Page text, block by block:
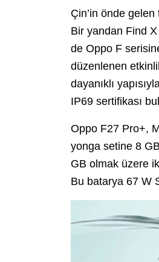
Çin’in önde gelen
Bir yandan Find
de Oppo F
düzenlenen
dayanıklı
IP69 sertifikası
Oppo F27 Pro+,
yonga setine 8
GB olmak üzere
Bu batarya 67 W